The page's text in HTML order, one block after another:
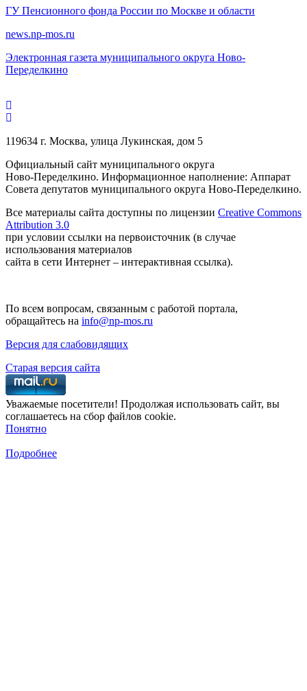
ГУ Пенсионного фонда России по Москве и области
news.np-mos.ru
Электронная газета муниципального округа Ново-
Переделкино
119634 г. Москва, улица Лукинская, дом 5
Официальный сайт муниципального округа
Ново-Переделкино. Информационное наполнение: Аппарат
Совета депутатов муниципального округа Ново-Переделкино.
Все материалы сайта доступны по лицензии Creative Commons
Attribution 3.0
при условии ссылки на первоисточник (в случае
использования материалов
сайта в сети Интернет – интерактивная ссылка).
По всем вопросам, связанным с работой портала,
обращайтесь на info@np-mos.ru
Версия для слабовидящих
Старая версия сайта
Уважаемые посетители! Продолжая использовать сайт, вы
соглашаетесь на сбор файлов cookie.
Понятно
Подробнее